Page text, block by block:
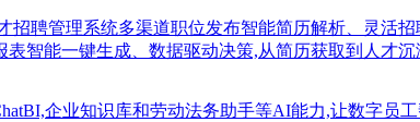
招聘管理系统多渠道职位发布智能简历解析、灵活
智能一键生成、数据驱动决策,从简历获取到人才
企业知识库和劳动法务助手等AI能力,让数字员